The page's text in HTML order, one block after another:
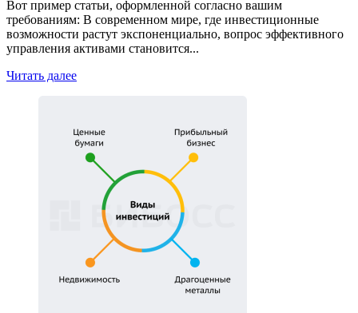
Вот пример статьи, оформленной согласно вашим
требованиям: В современном мире, где инвестиционные
возможности растут экспоненциально, вопрос эффективного
управления активами становится...
Читать далееRead
для
учета
инвестиций:
необходимость
современном
мире